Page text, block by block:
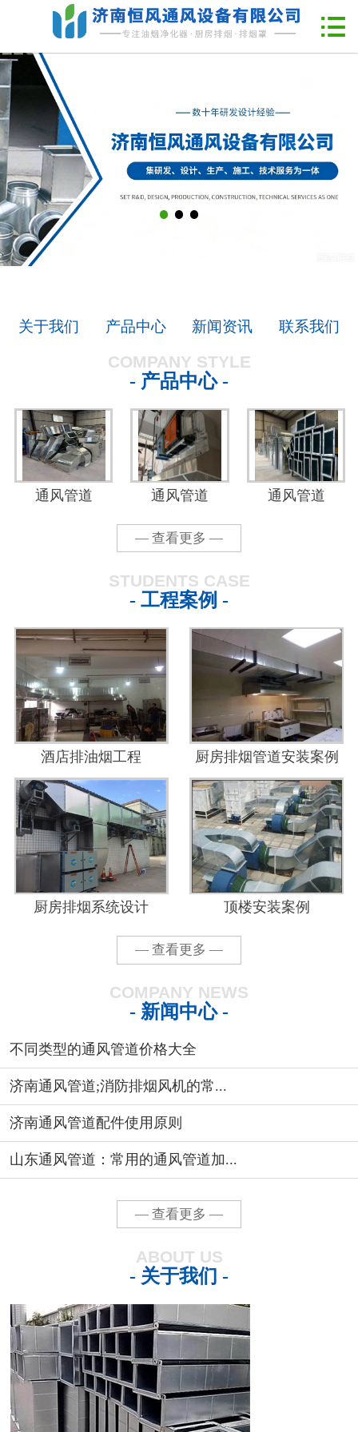
网站首页
产品中心
工程案例

关于我们 产品中心 新闻资讯 联系我们
COMPANY STYLE
- 产品中心 -
通风管道 通风管道 通风管道
— 查看更多 —
STUDENTS CASE
- 工程案例 -
酒店排油烟工程 厨房排烟管道安装案例
厨房排烟系统设计 顶楼安装案例
— 查看更多 —
COMPANY NEWS
- 新闻中心 -
不同类型的通风管道价格大全
济南通风管道;消防排烟风机的常...
济南通风管道配件使用原则
山东通风管道：常用的通风管道加...
— 查看更多 —
ABOUT US
- 关于我们 -